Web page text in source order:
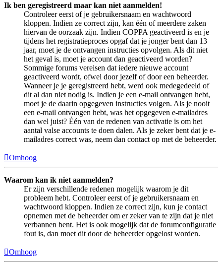
Ik ben geregistreerd maar kan niet aanmelden!
Controleer eerst of je gebruikersnaam en wachtwoord
kloppen. Indien ze correct zijn, kan één of meerdere zaken
hiervan de oorzaak zijn. Indien COPPA geactiveerd is en je
tijdens het registratieproces opgaf dat je jonger bent dan 13
jaar, moet je de ontvangen instructies opvolgen. Als dit niet
het geval is, moet je account dan geactiveerd worden?
Sommige forums vereisen dat iedere nieuwe account
geactiveerd wordt, ofwel door jezelf of door een beheerder.
Wanneer je je geregistreerd hebt, werd ook medegedeeld of
dit al dan niet nodig is. Indien je een e-mail ontvangen hebt,
moet je de daarin opgegeven instructies volgen. Als je nooit
een e-mail ontvangen hebt, was het opgegeven e-mailadres
dan wel juist? Één van de redenen van activatie is om het
aantal valse accounts te doen dalen. Als je zeker bent dat je e-
mailadres correct was, neem dan contact op met de beheerder.
Omhoog
Waarom kan ik niet aanmelden?
Er zijn verschillende redenen mogelijk waarom je dit
probleem hebt. Controleer eerst of je gebruikersnaam en
wachtwoord kloppen. Indien ze correct zijn, kun je contact
opnemen met de beheerder om er zeker van te zijn dat je niet
verbannen bent. Het is ook mogelijk dat de forumconfiguratie
fout is, dan moet dit door de beheerder opgelost worden.
Omhoog